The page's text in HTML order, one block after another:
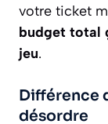
votre ticket
budget total
jeu.
Différence
désordre